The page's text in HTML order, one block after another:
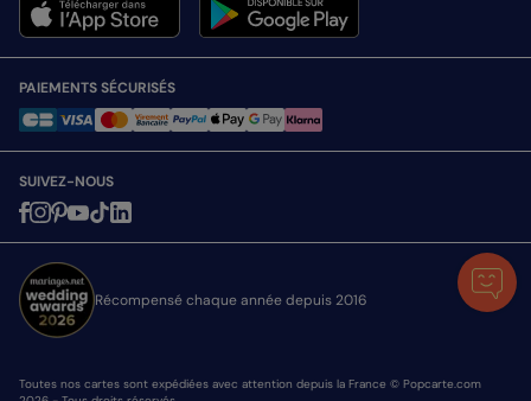
PAIEMENTS SÉCURISÉS
SUIVEZ-NOUS
Récompensé chaque année depuis 2016
Toutes nos cartes sont expédiées avec attention depuis la France © Popcarte.com